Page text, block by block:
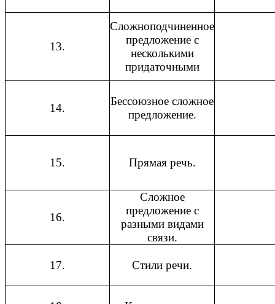
13.
Сложноподчиненное
предложение с
несколькими
придаточными
14.
Бессоюзное сложное
предложение.
15. Прямая речь.
16.
Сложное
предложение с
разными видами
связи.
17. Стили речи.